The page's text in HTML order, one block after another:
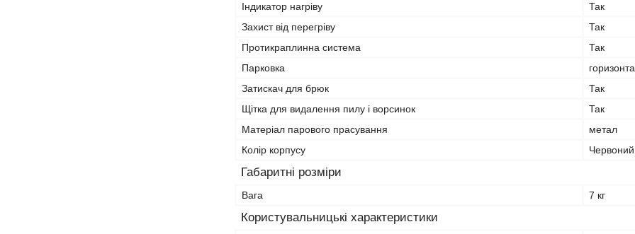
Індикатор нагріву
Так
Захист від перегріву
Так
Протикраплинна система
Так
Парковка
Затискач для брюк
Так
Щітка для видалення пилу і ворсинок
Так
Матеріал парового прасування
метал
Колір корпусу
Червоний
Габаритні розміри
Вага 7 кг
Користувальницькі характеристики